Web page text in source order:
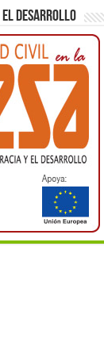
el desarrollo